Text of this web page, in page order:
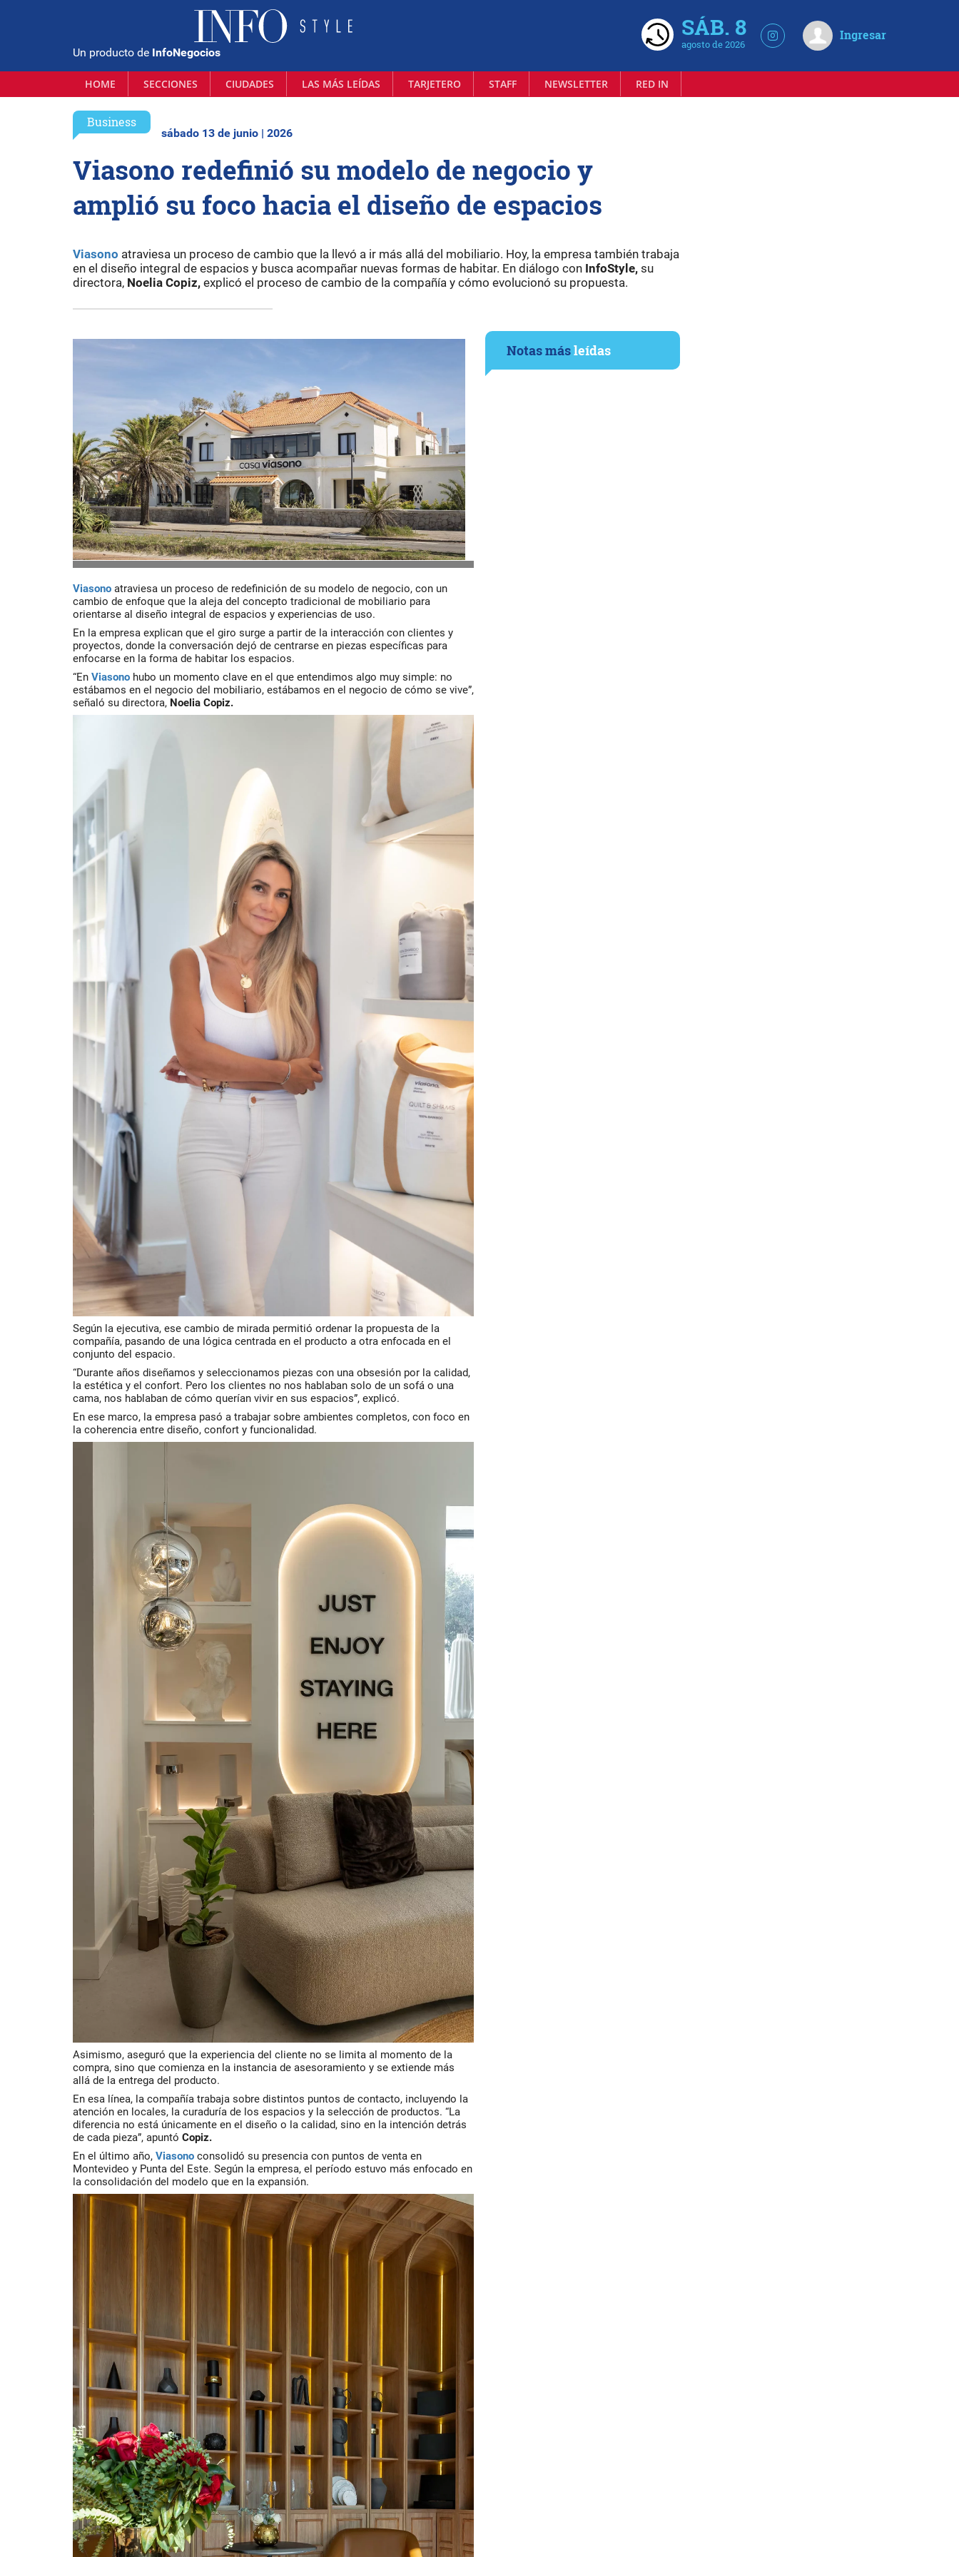
Un producto de InfoNegocios
SÁB. 8
agosto de 2026
Ingresar
HOME SECCIONES CIUDADES LAS MÁS LEÍDAS TARJETERO STAFF NEWSLETTER RED IN
Business
sábado 13 de junio | 2026
Viasono redefinió su modelo de negocio y
amplió su foco hacia el diseño de espacios
Viasono atraviesa un proceso de cambio que la llevó a ir más allá del mobiliario. Hoy, la empresa también trabaja
en el diseño integral de espacios y busca acompañar nuevas formas de habitar. En diálogo con InfoStyle, su
directora, Noelia Copiz, explicó el proceso de cambio de la compañía y cómo evolucionó su propuesta.
Viasono atraviesa un proceso de redefinición de su modelo de negocio, con un
cambio de enfoque que la aleja del concepto tradicional de mobiliario para
orientarse al diseño integral de espacios y experiencias de uso.
En la empresa explican que el giro surge a partir de la interacción con clientes y
proyectos, donde la conversación dejó de centrarse en piezas específicas para
enfocarse en la forma de habitar los espacios.
“En Viasono hubo un momento clave en el que entendimos algo muy simple: no
estábamos en el negocio del mobiliario, estábamos en el negocio de cómo se vive”,
señaló su directora, Noelia Copiz.
Según la ejecutiva, ese cambio de mirada permitió ordenar la propuesta de la
compañía, pasando de una lógica centrada en el producto a otra enfocada en el
conjunto del espacio.
“Durante años diseñamos y seleccionamos piezas con una obsesión por la calidad,
la estética y el confort. Pero los clientes no nos hablaban solo de un sofá o una
cama, nos hablaban de cómo querían vivir en sus espacios”, explicó.
En ese marco, la empresa pasó a trabajar sobre ambientes completos, con foco en
la coherencia entre diseño, confort y funcionalidad.
Asimismo, aseguró que la experiencia del cliente no se limita al momento de la
compra, sino que comienza en la instancia de asesoramiento y se extiende más
allá de la entrega del producto.
En esa línea, la compañía trabaja sobre distintos puntos de contacto, incluyendo la
atención en locales, la curaduría de los espacios y la selección de productos. “La
diferencia no está únicamente en el diseño o la calidad, sino en la intención detrás
de cada pieza”, apuntó Copiz.
En el último año, Viasono consolidó su presencia con puntos de venta en
Montevideo y Punta del Este. Según la empresa, el período estuvo más enfocado en
la consolidación del modelo que en la expansión.
Notas másleídas